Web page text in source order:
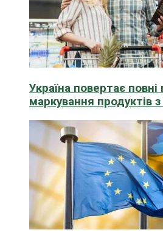
Україна повертає повні
маркування продуктів